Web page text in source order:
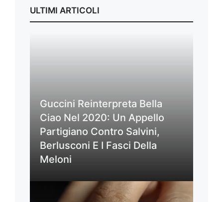
ULTIMI ARTICOLI
Guccini Reinterpreta Bella
Ciao Nel 2020: Un Appello
Partigiano Contro Salvini,
Berlusconi E I Fasci Della
Meloni